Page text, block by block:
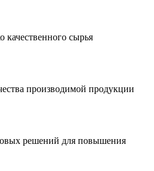
качественного сырья
производимой продукции
решений для повышения